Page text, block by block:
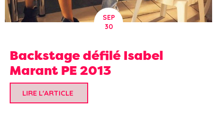
SEP
30
Backstage défilé Isabel
Marant PE 2013
LIRE L'ARTICLE